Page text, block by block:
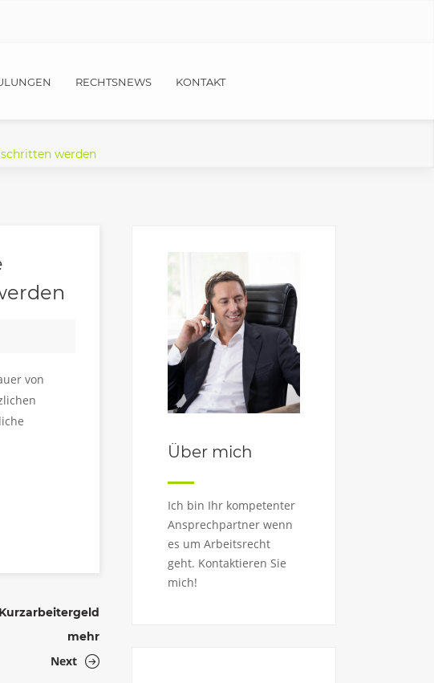
RECHTSNEWS KONTAKT
werden
von
mehr
Next
Über mich
Ich bin Ihr kompetenter
Ansprechpartner wenn
es um Arbeitsrecht
geht. Kontaktieren Sie
mich!